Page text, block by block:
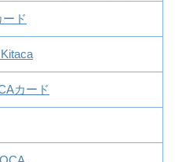
ド
カード